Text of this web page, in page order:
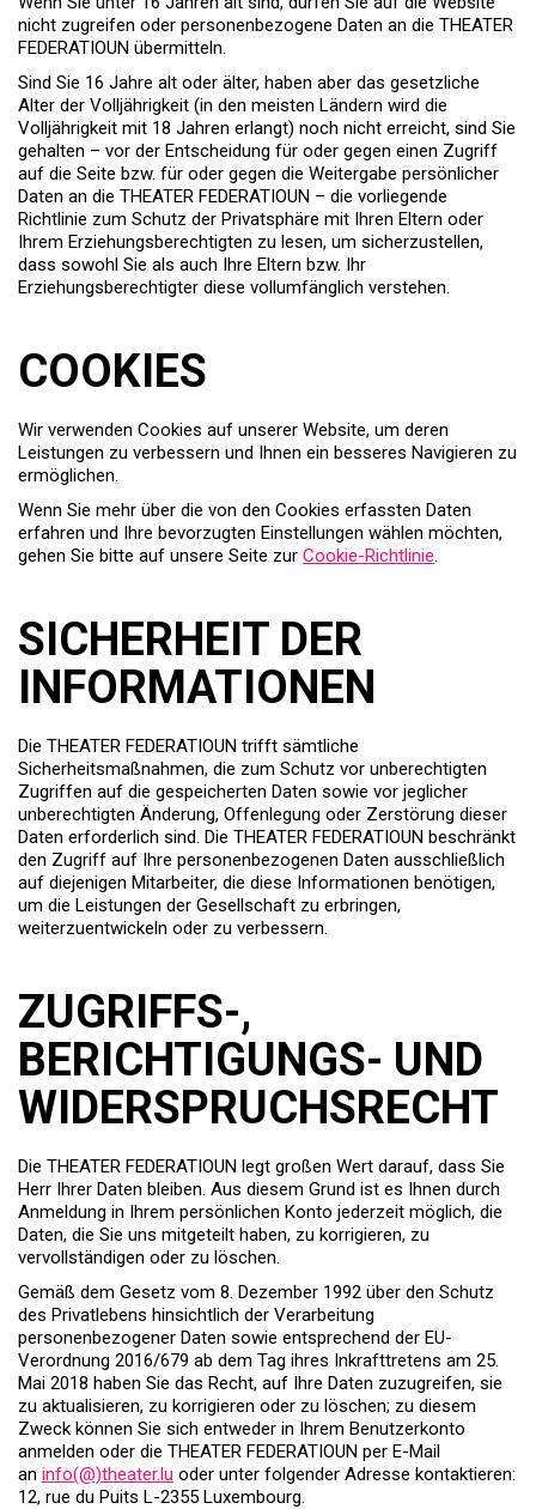
nicht zugreifen oder personenbezogene Daten an die THEATER
FEDERATIOUN übermitteln.
Sind Sie 16 Jahre alt oder älter, haben aber das gesetzliche
Alter der Volljährigkeit (in den meisten Ländern wird die
Volljährigkeit mit 18 Jahren erlangt) noch nicht erreicht, sind Sie
gehalten – vor der Entscheidung für oder gegen einen Zugriff
auf die Seite bzw. für oder gegen die Weitergabe persönlicher
Daten an die THEATER FEDERATIOUN – die vorliegende
Richtlinie zum Schutz der Privatsphäre mit Ihren Eltern oder
Ihrem Erziehungsberechtigten zu lesen, um sicherzustellen,
dass sowohl Sie als auch Ihre Eltern bzw. Ihr
Erziehungsberechtigter diese vollumfänglich verstehen.
COOKIES
Wir verwenden Cookies auf unserer Website, um deren
Leistungen zu verbessern und Ihnen ein besseres Navigieren zu
ermöglichen.
Wenn Sie mehr über die von den Cookies erfassten Daten
erfahren und Ihre bevorzugten Einstellungen wählen möchten,
gehen Sie bitte auf unsere Seite zur Cookie-Richtlinie.
SICHERHEIT DER
INFORMATIONEN
Die THEATER FEDERATIOUN trifft sämtliche
Sicherheitsmaßnahmen, die zum Schutz vor unberechtigten
Zugriffen auf die gespeicherten Daten sowie vor jeglicher
unberechtigten Änderung, Offenlegung oder Zerstörung dieser
Daten erforderlich sind. Die THEATER FEDERATIOUN beschränkt
den Zugriff auf Ihre personenbezogenen Daten ausschließlich
auf diejenigen Mitarbeiter, die diese Informationen benötigen,
um die Leistungen der Gesellschaft zu erbringen,
weiterzuentwickeln oder zu verbessern.
ZUGRIFFS-,
BERICHTIGUNGS- UND
WIDERSPRUCHSRECHT
Die THEATER FEDERATIOUN legt großen Wert darauf, dass Sie
Herr Ihrer Daten bleiben. Aus diesem Grund ist es Ihnen durch
Anmeldung in Ihrem persönlichen Konto jederzeit möglich, die
Daten, die Sie uns mitgeteilt haben, zu korrigieren, zu
vervollständigen oder zu löschen.
Gemäß dem Gesetz vom 8. Dezember 1992 über den Schutz
des Privatlebens hinsichtlich der Verarbeitung
personenbezogener Daten sowie entsprechend der EU-
Verordnung 2016/679 ab dem Tag ihres Inkrafttretens am 25.
Mai 2018 haben Sie das Recht, auf Ihre Daten zuzugreifen, sie
zu aktualisieren, zu korrigieren oder zu löschen; zu diesem
Zweck können Sie sich entweder in Ihrem Benutzerkonto
anmelden oder die THEATER FEDERATIOUN per E-Mail
an info(@)theater.lu oder unter folgender Adresse kontaktieren:
12, rue du Puits L-2355 Luxembourg.